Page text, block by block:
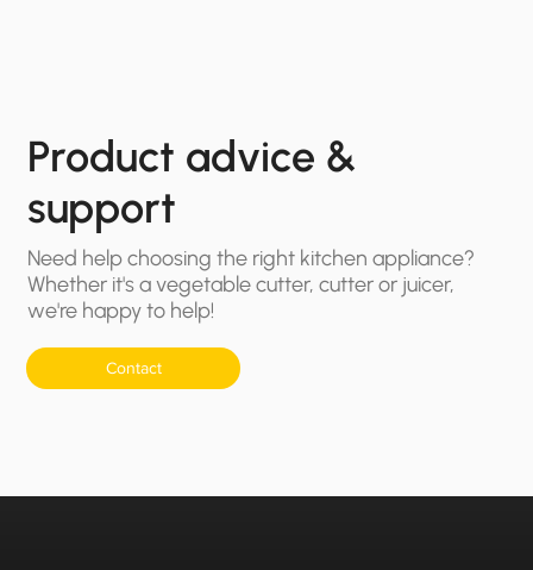
Product advice &
support
Need help choosing the right kitchen appliance?
Whether it's a vegetable cutter, cutter or juicer,
we're happy to help!
Contact